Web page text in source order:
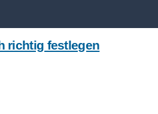
richtig festlegen